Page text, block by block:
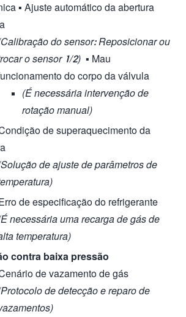
▪ Ajuste automático da abertura
do sensor: Reposicionar ou
o sensor 1/2) ▪ Mau
do corpo da válvula
(É necessária intervenção de
rotação manual)
de superaquecimento da
de ajuste de parâmetros de
de especificação do refrigerante
necessária uma recarga de gás de
temperatura)
contra baixa pressão
de vazamento de gás
de detecção e reparo de